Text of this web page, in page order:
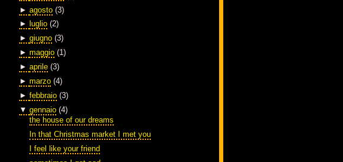
► agosto (3)
►
luglio (2)
► giugno (3)
► maggio (1)
► aprile (3)
► marzo (4)
► febbraio (3)
▼ gennaio (4)
the house of our dreams
In that Christmas market I met you
I feel like your friend